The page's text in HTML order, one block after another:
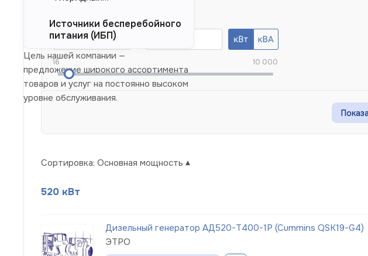
Номинальная мощность, кВт
16 10 000
Сортировка: Основная мощность
520 кВт
Дизельный генератор АД520-Т400-1Р (Cummins QSK19-G4)
ЭТРО
Источники бесперебойного
питания (ИБП)
Цель нашей компании —
предложение широкого ассортимента
товаров и услуг на постоянно высоком
уровне обслуживания.